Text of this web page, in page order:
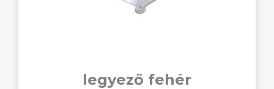
legyező fehér